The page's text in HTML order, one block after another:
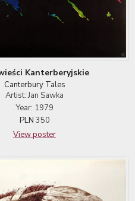
Kanterberyjskie
Canterbury Tales
Artist: Jan Sawka
Year: 1979
PLN 350
View poster